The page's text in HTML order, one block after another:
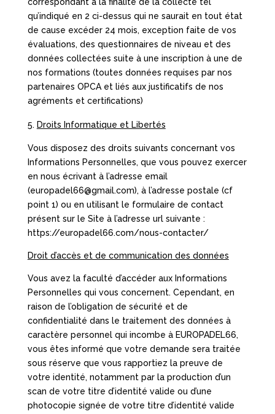
qu’indiqué en 2 ci-dessus qui ne saurait en tout état
de cause excéder 24 mois, exception faite de vos
évaluations, des questionnaires de niveau et des
données collectées suite à une inscription à une de
nos formations (toutes données requises par nos
partenaires OPCA et liés aux justificatifs de nos
agréments et certifications)
Droits Informatique et Libertés
Vous disposez des droits suivants concernant vos
Informations Personnelles, que vous pouvez exercer
en nous écrivant à l’adresse email
(europadel66@gmail.com), à l’adresse postale (cf
point 1) ou en utilisant le formulaire de contact
présent sur le Site à l’adresse url suivante :
https://europadel66.com/nous-contacter/
Droit d’accès et de communication des données
Vous avez la faculté d’accéder aux Informations
Personnelles qui vous concernent. Cependant, en
raison de l’obligation de sécurité et de
confidentialité dans le traitement des données à
caractère personnel qui incombe à EUROPADEL66,
vous êtes informé que votre demande sera traitée
sous réserve que vous rapportiez la preuve de
votre identité, notamment par la production d’un
scan de votre titre d’identité valide ou d’une
photocopie signée de votre titre d’identité valide